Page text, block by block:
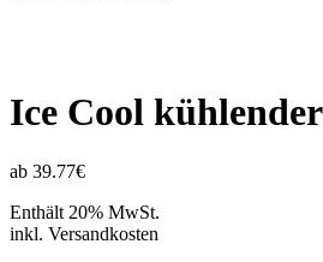
Ice Cool
ab 39.77€
Enthält 20% MwSt.
inkl. Versandkosten